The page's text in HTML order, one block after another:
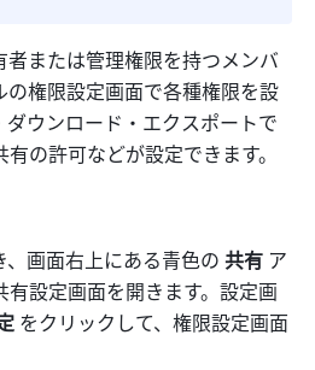
または管理権限を持つメンバ
権限設定画面で各種権限を設
ウンロード・エクスポートで
の許可などが設定できます。
、画面右上にある青色の 共有 ア
設定画面を開きます。設定画
をクリックして、権限設定画面